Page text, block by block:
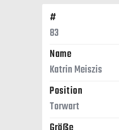
#
83
Name
Katrin Meiszis
Position
Torwart